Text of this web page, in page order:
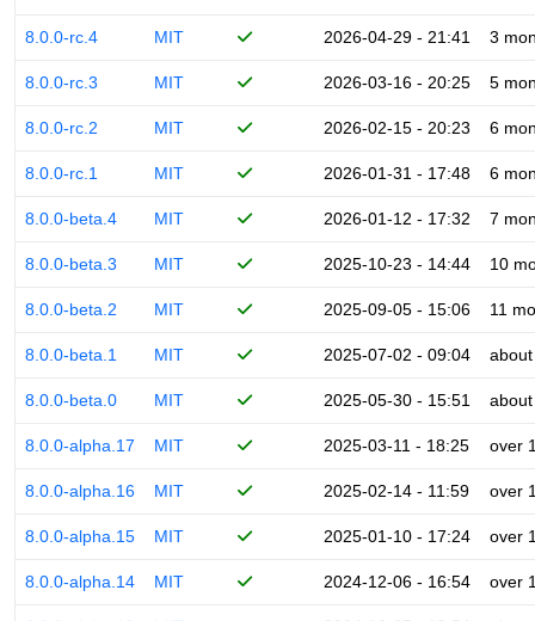
8.0.0-rc.4 MIT 2026-04-29 - 21:41 3
8.0.0-rc.3 MIT 2026-03-16 - 20:25 5
8.0.0-rc.2 MIT 2026-02-15 - 20:23 6
8.0.0-rc.1 MIT 2026-01-31 - 17:48 6
8.0.0-beta.4 MIT 2026-01-12 - 17:32 7
8.0.0-beta.3 MIT 2025-10-23 - 14:44 10
8.0.0-beta.2 MIT 2025-09-05 - 15:06 11
8.0.0-beta.1 MIT 2025-07-02 - 09:04
8.0.0-beta.0 MIT 2025-05-30 - 15:51
8.0.0-alpha.17 MIT 2025-03-11 - 18:25 over
8.0.0-alpha.16 MIT 2025-02-14 - 11:59 over
8.0.0-alpha.15 MIT 2025-01-10 - 17:24 over
8.0.0-alpha.14 MIT 2024-12-06 - 16:54 over